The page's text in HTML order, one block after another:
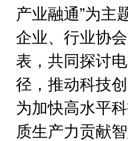
产业融通”为主
企业、行业协
表，共同探讨
径，推动科技
为加快高水平
质生产力贡献智